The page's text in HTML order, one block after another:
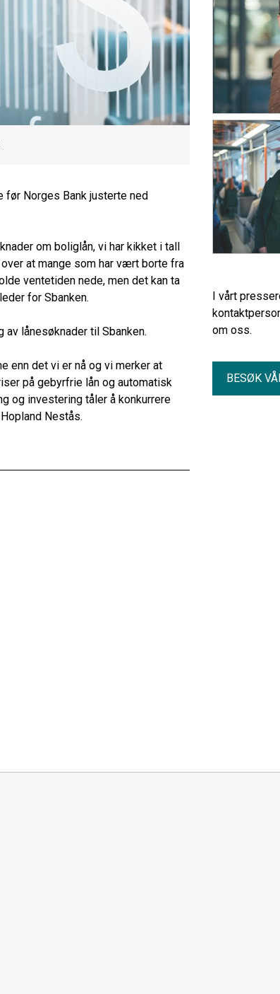
før Norges Bank justerte ned
om boliglån, vi har kikket i tall
at mange som har vært borte fra
ventetiden nede, men det kan ta
for Sbanken.
lånesøknader til Sbanken.
enn det vi er nå og vi merker at
på gebyrfrie lån og automatisk
og investering tåler å konkurrere
Nestås.
I vårt
om oss.
BESØK